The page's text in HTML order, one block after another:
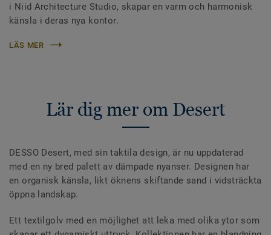
i Niid Architecture Studio, skapar en varm och harmonisk
känsla i deras nya kontor.
LÄS MER
Lär dig mer om Desert
DESSO Desert, med sin taktila design, är nu uppdaterad
med en ny bred palett av dämpade nyanser. Designen har
en organisk känsla, likt öknens skiftande sand i vidsträckta
öppna landskap.
Ett textilgolv med en möjlighet att leka med olika ytor som